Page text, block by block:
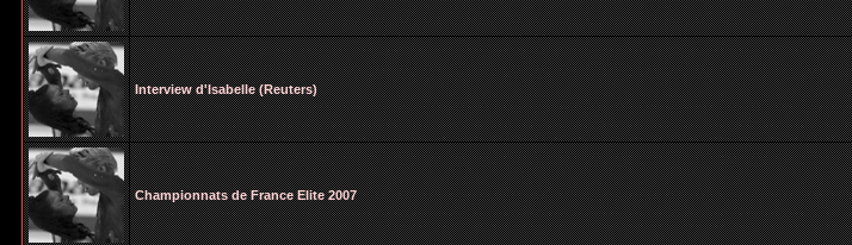
Interview d'Isabelle (Reuters)
Championnats de France Elite 2007